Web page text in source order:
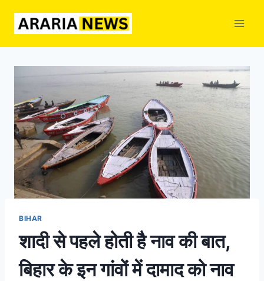
BIHAR
शादी से पहले होती है नाव की बात,
बिहार के इन गांवों में दामाद को नाव